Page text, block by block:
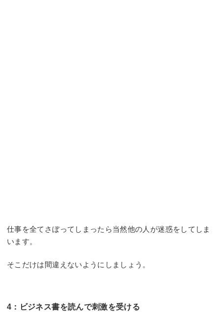
仕事を全てさぼってしまったら当然他の人が迷惑をしてしま
います。
そこだけは間違えないようにしましょう。
4：ビジネス書を読んで刺激を受ける